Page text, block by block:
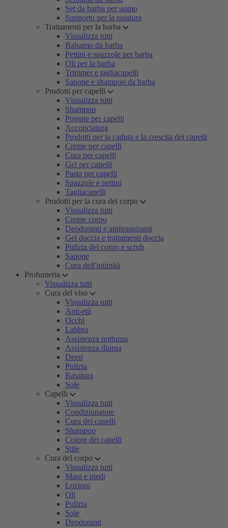
Set da barba per uomo
Supporto per la rasatura
Trattamenti per la barba
Visualizza tutti
Balsamo da barba
Pettini e spazzole per barba
Oli per la barba
Trimmer e tagliacapelli
Sapone e shampoo da barba
Prodotti per capelli
Visualizza tutti
Shampoo
Pomate per capelli
Acconciatura
Prodotti per la caduta e la crescita dei capelli
Creme per capelli
Cura per capelli
Gel per capelli
Pasta per capelli
Spazzole e pettini
Tagliacapelli
Prodotti per la cura del corpo
Visualizza tutti
Creme corpo
Deodoranti e antitraspiranti
Gel doccia e trattamenti doccia
Pulizia del corpo e scrub
Sapone
Cura dell'intimità
Profumeria
Visualizza tutti
Cura del viso
Visualizza tutti
Anti-età
Occhi
Labbra
Assistenza notturna
Assistenza diurna
Denti
Pulizia
Rasatura
Sole
Capelli
Visualizza tutti
Condizionatore
Cura dei capelli
Shampoo
Colore dei capelli
Stile
Cura del corpo
Visualizza tutti
Mani e piedi
Lozioni
Oli
Pulizia
Sole
Deodoranti